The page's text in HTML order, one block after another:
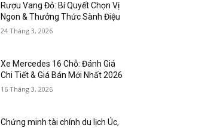
Rượu Vang Đỏ: Bí Quyết Chọn Vị
Ngon & Thưởng Thức Sành Điệu
24 Tháng 3, 2026
Xe Mercedes 16 Chỗ: Đánh Giá
Chi Tiết & Giá Bán Mới Nhất 2026
16 Tháng 3, 2026
Chứng minh tài chính du lịch Úc,